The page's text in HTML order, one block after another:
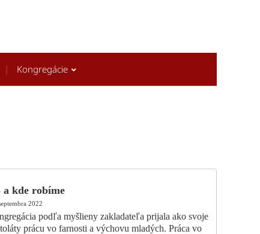
Kongregácie
a kde robíme
2022
podľa myšlieny zakladateľa prijala ako svoje
prácu vo farnosti a výchovu mladých. Práca vo